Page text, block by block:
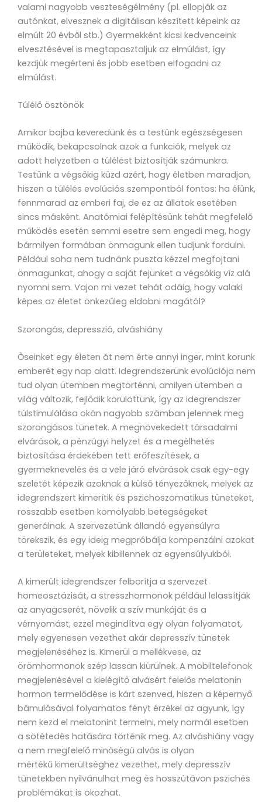
valami nagyobb veszteségélmény (pl. ellopják az
autónkat, elvesznek a digitálisan készített képeink az
elmúlt 20 évből stb.) Gyermekként kicsi kedvenceink
elvesztésével is megtapasztaljuk az elmúlást, így
kezdjük megérteni és jobb esetben elfogadni az
elmúlást.
Túlélő ösztönök
Amikor bajba keveredünk és a testünk egészségesen
működik, bekapcsolnak azok a funkciók, melyek az
adott helyzetben a túlélést biztosítják számunkra.
Testünk a végsőkig küzd azért, hogy életben maradjon,
hiszen a túlélés evolúciós szempontból fontos: ha élünk,
fennmarad az emberi faj, de ez az állatok esetében
sincs másként. Anatómiai felépítésünk tehát megfelelő
működés esetén semmi esetre sem engedi meg, hogy
bármilyen formában önmagunk ellen tudjunk fordulni.
Például soha nem tudnánk puszta kézzel megfojtani
önmagunkat, ahogy a saját fejünket a végsőkig víz alá
nyomni sem. Vajon mi vezet tehát odáig, hogy valaki
képes az életet önkezűleg eldobni magától?
Szorongás, depresszió, alváshiány
Őseinket egy életen át nem érte annyi inger, mint korunk
emberét egy nap alatt. Idegrendszerünk evolúciója nem
tud olyan ütemben megtörténni, amilyen ütemben a
világ változik, fejlődik körülöttünk, így az idegrendszer
túlstimulálása okán nagyobb számban jelennek meg
szorongásos tünetek. A megnövekedett társadalmi
elvárások, a pénzügyi helyzet és a megélhetés
biztosítása érdekében tett erőfeszítések, a
gyermeknevelés és a vele járó elvárások csak egy-egy
szeletét képezik azoknak a külső tényezőknek, melyek az
idegrendszert kimerítik és pszichoszomatikus tüneteket,
rosszabb esetben komolyabb betegségeket
generálnak. A szervezetünk állandó egyensúlyra
törekszik, és egy ideig megpróbálja kompenzálni azokat
a területeket, melyek kibillennek az egyensúlyukból.
A kimerült idegrendszer felborítja a szervezet
homeosztázisát, a stresszhormonok például lelassítják
az anyagcserét, növelik a szív munkáját és a
vérnyomást, ezzel megindítva egy olyan folyamatot,
mely egyenesen vezethet akár depresszív tünetek
megjelenéséhez is. Kimerül a mellékvese, az
örömhormonok szép lassan kiürülnek. A mobiltelefonok
megjelenésével a kielégítő alvásért felelős melatonin
hormon termelődése is kárt szenved, hiszen a képernyő
bámulásával folyamatos fényt érzékel az agyunk, így
nem kezd el melatonint termelni, mely normál esetben
a sötétedés hatására történik meg. Az alváshiány vagy
a nem megfelelő minőségű alvás is olyan
mértékű kimerültséghez vezethet, mely depresszív
tünetekben nyilvánulhat meg és hosszútávon pszichés
problémákat is okozhat.